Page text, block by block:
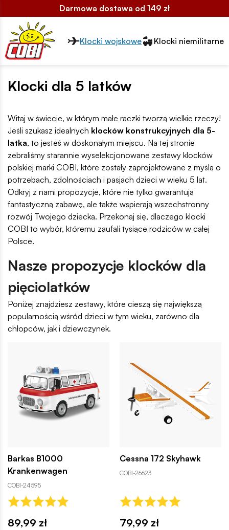
Darmowa dostawa od 149 zł
Przełącznik segmentów2
Klocki wojskowe Klocki niemilitarne
Klocki dla 5 latków
Witaj w świecie, w którym małe rączki tworzą wielkie rzeczy!
Jeśli szukasz idealnych klocków konstrukcyjnych dla 5-
latka, to jesteś w doskonałym miejscu. Na tej stronie
zebraliśmy starannie wyselekcjonowane zestawy klocków
polskiej marki COBI, które zostały zaprojektowane z myślą o
potrzebach, zdolnościach i pasjach dzieci w wieku 5 lat.
Odkryj z nami propozycje, które nie tylko gwarantują
fantastyczną zabawę, ale także wspierają wszechstronny
rozwój Twojego dziecka. Przekonaj się, dlaczego klocki
COBI to wybór, któremu zaufali tysiące rodziców w całej
Polsce.
Nasze propozycje klocków dla
pięciolatków
Poniżej znajdziesz zestawy, które cieszą się największą
popularnością wśród dzieci w tym wieku, zarówno dla
chłopców, jak i dziewczynek.
Barkas B1000
Krankenwagen
COBI-24595
89,99 zł
Cessna 172 Skyhawk
COBI-26623
79,99 zł